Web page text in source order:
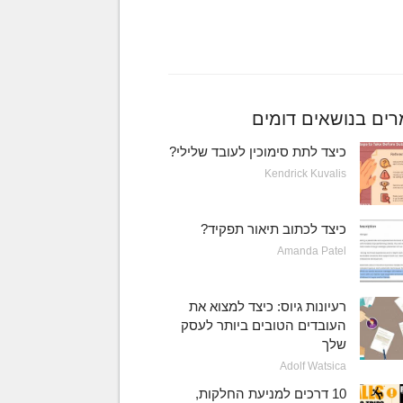
בנושאים דומים
כיצד לתת סימוכין לעובד שלילי?
Kendrick Kuvalis
כיצד לכתוב תיאור תפקיד?
Amanda Patel
רעיונות גיוס: כיצד למצוא את
העובדים הטובים ביותר לעסק
שלך
Adolf Watsica
10 דרכים למניעת החלקות,